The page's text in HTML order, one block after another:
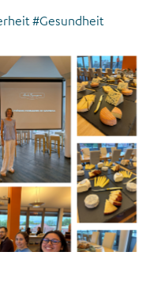
#Gesundheit
2026